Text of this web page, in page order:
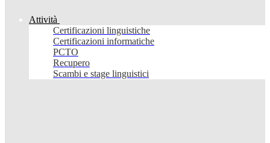
Attività
Certificazioni linguistiche
Certificazioni informatiche
PCTO
Recupero
Scambi e stage linguistici